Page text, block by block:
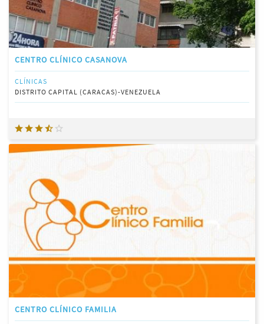
CENTRO CLÍNICO CASANOVA
CLÍNICAS
DISTRITO CAPITAL (CARACAS)-VENEZUELA
CENTRO CLÍNICO FAMILIA